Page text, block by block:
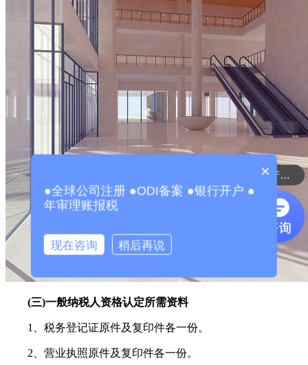
(三)一般纳税人资格认定所需资料
1、税务登记证原件及复印件各一份。
2、营业执照原件及复印件各一份。
可以介绍下你们的产品么？
×
●全球公司注册 ●ODI备案 ●银行开户 ●
年审理账报税
现在咨询 稍后再说